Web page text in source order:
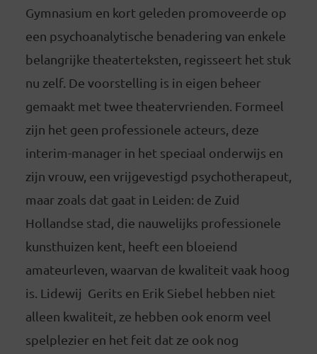
Gymnasium en kort geleden promoveerde op
een psychoanalytische benadering van enkele
belangrijke theaterteksten, regisseert het stuk
nu zelf. De voorstelling is in eigen beheer
gemaakt met twee theatervrienden. Formeel
zijn het geen professionele acteurs, deze
interim-manager in het speciaal onderwijs en
zijn vrouw, een vrijgevestigd psychotherapeut,
maar zoals dat gaat in Leiden: de Zuid
Hollandse stad, die nauwelijks professionele
kunsthuizen kent, heeft een bloeiend
amateurleven, waarvan de kwaliteit vaak hoog
is. Lidewij Gerits en Erik Siebel hebben niet
alleen kwaliteit, ze hebben ook enorm veel
spelplezier en het feit dat ze ook nog